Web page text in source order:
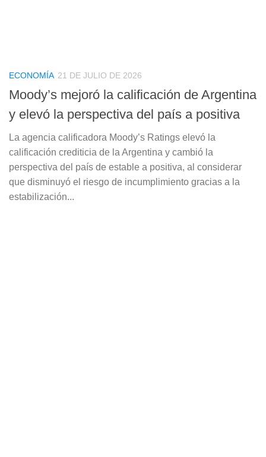
ECONOMÍA 21 DE JULIO DE 2026
Moody’s mejoró la calificación de Argentina
y elevó la perspectiva del país a positiva
La agencia calificadora Moody’s Ratings elevó la
calificación crediticia de la Argentina y cambió la
perspectiva del país de estable a positiva, al considerar
que disminuyó el riesgo de incumplimiento gracias a la
estabilización...